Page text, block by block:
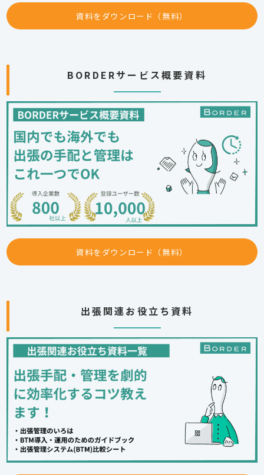
資料をダウンロード（無料）
BORDERサービス概要資料
資料をダウンロード（無料）
出張関連お役立ち資料